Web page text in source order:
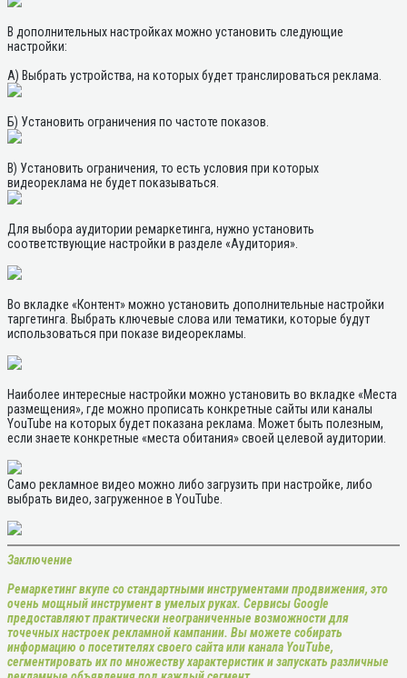
В дополнительных настройках можно установить следующие
настройки:
А) Выбрать устройства, на которых будет транслироваться реклама.
Б) Установить ограничения по частоте показов.
В) Установить ограничения, то есть условия при которых
видеореклама не будет показываться.
Для выбора аудитории ремаркетинга, нужно установить
соответствующие настройки в разделе «Аудитория».
Во вкладке «Контент» можно установить дополнительные настройки
таргетинга. Выбрать ключевые слова или тематики, которые будут
использоваться при показе видеорекламы.
Наиболее интересные настройки можно установить во вкладке «Места
размещения», где можно прописать конкретные сайты или каналы
YouTube на которых будет показана реклама. Может быть полезным,
если знаете конкретные «места обитания» своей целевой аудитории.
Само рекламное видео можно либо загрузить при настройке, либо
выбрать видео, загруженное в YouTube.
Заключение
Ремаркетинг вкупе со стандартными инструментами продвижения, это
очень мощный инструмент в умелых руках. Сервисы Google
предоставляют практически неограниченные возможности для
точечных настроек рекламной кампании. Вы можете собирать
информацию о посетителях своего сайта или канала YouTube,
сегментировать их по множеству характеристик и запускать различные